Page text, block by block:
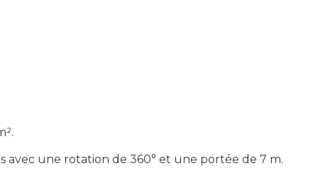
avec une rotation de 360° et une portée de 7 m.